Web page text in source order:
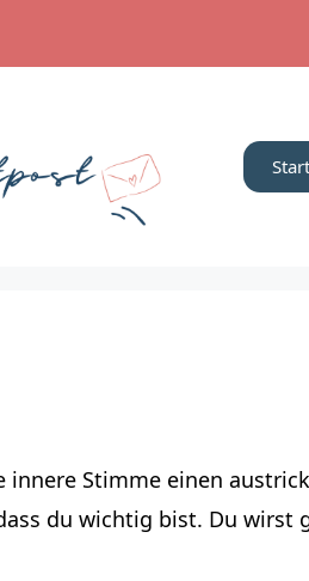
innere Stimme einen
du wichtig bist. Du wirst